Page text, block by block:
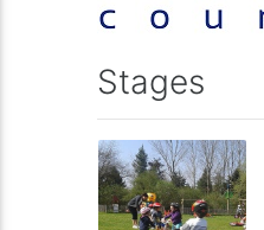
Stages